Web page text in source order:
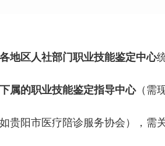
各地区人社部门职业技能鉴定中心
属的职业技能鉴定指导中心（需
如贵阳市医疗陪诊服务协会），需